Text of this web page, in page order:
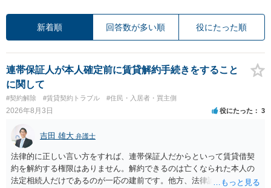
新着順 回答数が多い順 役にたった順
連帯保証人が本人確定前に賃貸解約手続きをすること
に関して
#契約解除 #賃貸契約トラブル #住民・入居者・買主側
2026年8月3日 役にたった 3
吉田 雄大 弁護士
法律的に正しい言い方をすれば、連帯保証人だからといって賃貸借契
約を解約する権限はありません。解約できるのは亡くなられた本人の
法定相続人だけであるのが一応の建前です。他方、法律論はさてお